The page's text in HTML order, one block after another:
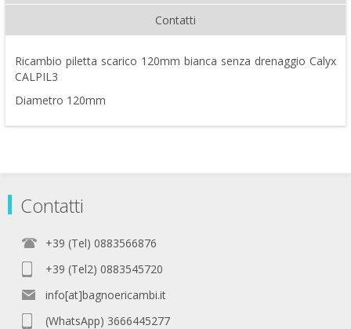
Contatti
Ricambio piletta scarico 120mm bianca senza drenaggio Calyx
CALPIL3
Diametro 120mm
Contatti
+39 (Tel) 0883566876
+39 (Tel2) 0883545720
info[at]bagnoericambi.it
(WhatsApp) 3666445277